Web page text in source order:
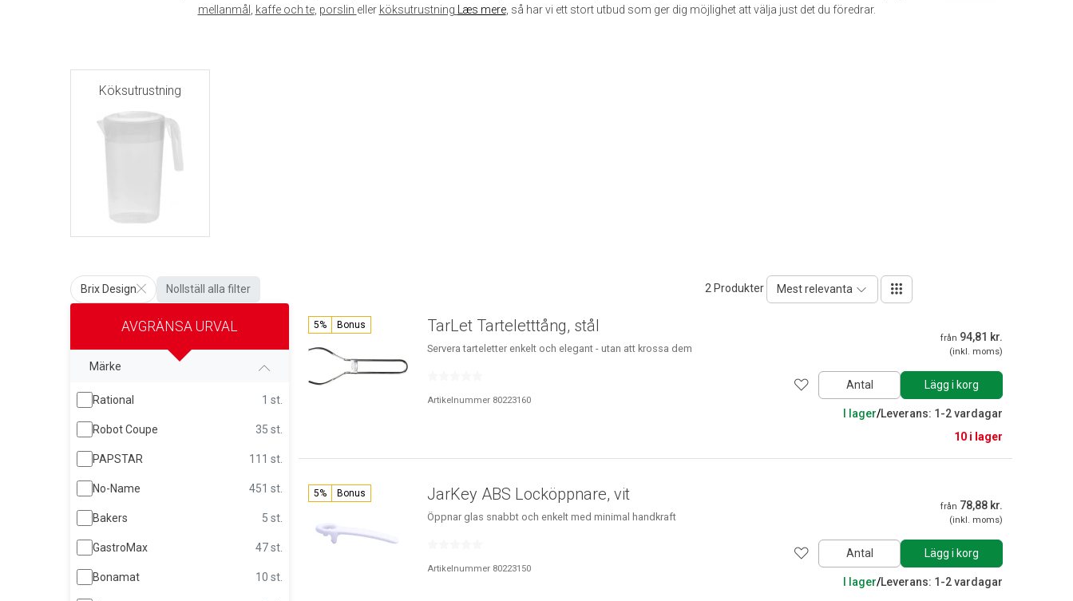
mellanmål
kaffe och te, porslin eller köksutrustning Læs mere, så har vi ett stort utbud som ger dig möjlighet att välja just det du föredrar.
Köksutrustning
Brix Design Nollställ alla filter 2 Produkter Mest relevanta
AVGRÄNSA URVAL
Märke
Rational 1 st.
Robot Coupe 35 st.
PAPSTAR 111 st.
No-Name 451 st.
Bakers 5 st.
GastroMax 47 st.
Bonamat 10 st.
5% Bonus TarLet Tarteletttång, stål
Servera tarteletter enkelt och elegant - utan att krossa dem
Artikelnummer 80223160
från 94,81 kr.
(inkl. moms)
Antal Lägg i korg
I lager/Leverans: 1-2 vardagar
10 i lager
5% Bonus JarKey ABS Locköppnare, vit
Öppnar glas snabbt och enkelt med minimal handkraft
Artikelnummer 80223150
från 78,88 kr.
(inkl. moms)
Antal Lägg i korg
I lager/Leverans: 1-2 vardagar